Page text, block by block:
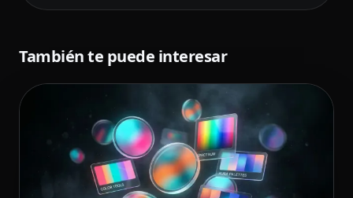
También te puede interesar